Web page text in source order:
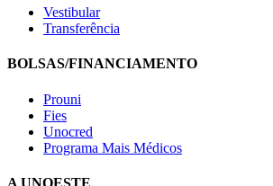
Vestibular
Transferência
BOLSAS/FINANCIAMENTO
Prouni
Fies
Unocred
Programa Mais Médicos
A UNOESTE